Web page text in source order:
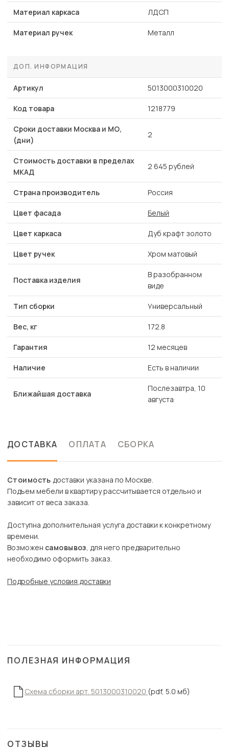
Материал каркаса ЛДСП
Материал ручек Металл
ДОП. ИНФОРМАЦИЯ
Артикул 5013000310020
Код товара 1218779
Сроки доставки Москва и МО,
(дни)
2
Стоимость доставки в пределах
МКАД
2 645 рублей
Страна производитель Россия
Цвет фасада Белый
Цвет каркаса Дуб крафт золото
Цвет ручек Хром матовый
Поставка изделия
В разобранном
виде
Тип сборки Универсальный
Вес, кг 172.8
Гарантия 12 месяцев
Наличие Есть в наличии
Ближайшая доставка
Послезавтра, 10
августа
ДОСТАВКА ОПЛАТА СБОРКА
Стоимость доставки указана по Москве.
Подъем мебели в квартиру рассчитывается отдельно и
зависит от веса заказа.
Доступна дополнительная услуга доставки к конкретному
времени.
Возможен самовывоз, для него предварительно
необходимо оформить заказ.
Подробные условия доставки
ПОЛЕЗНАЯ ИНФОРМАЦИЯ
Схема сборки арт. 5013000310020 (pdf, 5.0 мб)
ОТЗЫВЫ